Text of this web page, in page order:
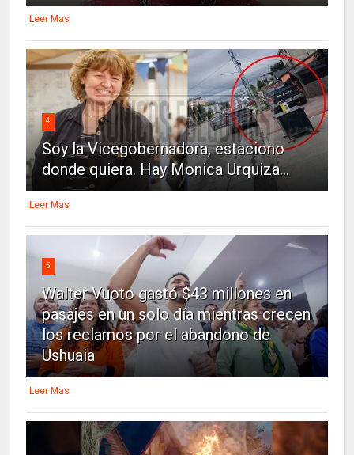
Leer Mas
4
Soy la Vicegobernadora, estaciono
donde quiera. Hay Monica Urquiza...
Leer Mas
5
Walter Vuoto gastó $43 millones en
pasajes en un solo día mientras crecen
los reclamos por el abandono de
Ushuaia
Leer Mas